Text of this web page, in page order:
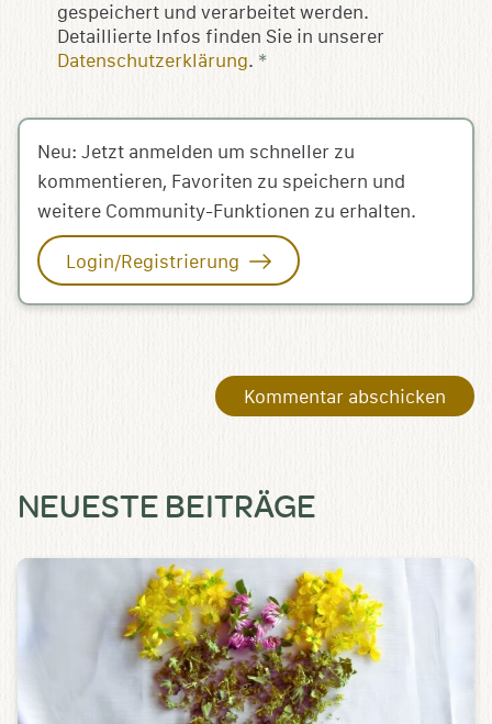
gespeichert und verarbeitet werden.
Detaillierte Infos finden Sie in unserer
Datenschutzerklärung. *
Neu: Jetzt anmelden um schneller zu
kommentieren, Favoriten zu speichern und
weitere Community-Funktionen zu erhalten.
Login/Registrierung
NEUESTE BEITRÄGE